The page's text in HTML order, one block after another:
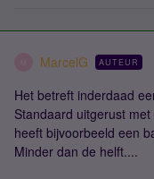
MarcelG AUTEUR
Het betreft inderdaad
Standaard uitgerust
heeft bijvoorbeeld een
Minder dan de helft....